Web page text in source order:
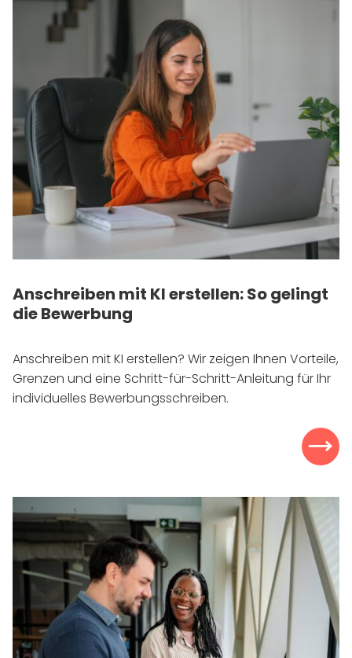
Anschreiben mit KIerstellen: So gelingt
die Bewerbung
Anschreiben mitKI erstellen? Wir zeigen Ihnen Vorteile,
Grenzen und eine Schritt-für-Schritt-Anleitung für Ihr
individuelles Bewerbungsschreiben.